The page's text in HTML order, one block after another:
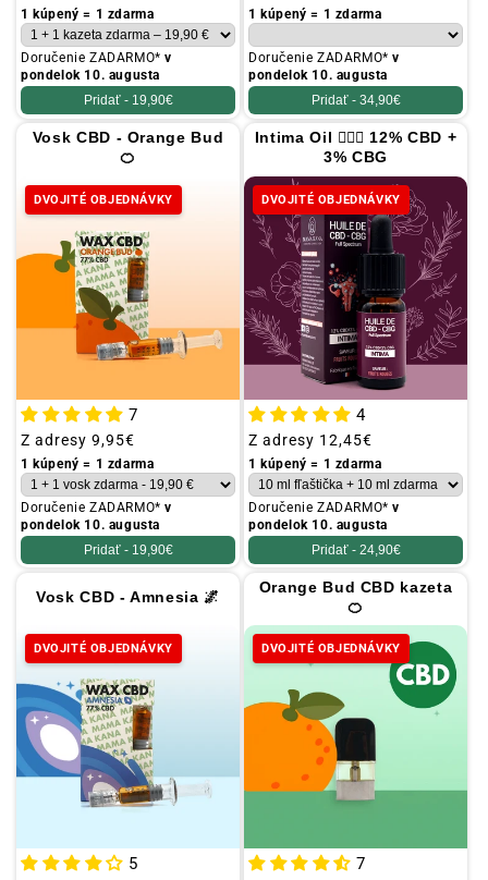
cena
1 kúpený = 1 zdarma
Doručenie ZADARMO*v
pondelok 10. augusta
Pridať - 19,90€
cena
1 kúpený = 1 zdarma
Doručenie ZADARMO*v
pondelok 10. augusta
Pridať - 34,90€
Vosk CBD - Orange Bud
🍊
DVOJITÉ OBJEDNÁVKY
7
Obvyklá
cena
Z adresy 9,95€
1 kúpený = 1 zdarma
Doručenie ZADARMO*v
pondelok 10. augusta
Pridať - 19,90€
Intima Oil 👩🏻‍⚕️ 12% CBD +
3% CBG
DVOJITÉ OBJEDNÁVKY
4
Obvyklá
cena
Z adresy 12,45€
1 kúpený = 1 zdarma
Doručenie ZADARMO*v
pondelok 10. augusta
Pridať - 24,90€
Vosk CBD - Amnesia 🌌
DVOJITÉ OBJEDNÁVKY
5
Orange Bud CBD kazeta
🍊
DVOJITÉ OBJEDNÁVKY
7